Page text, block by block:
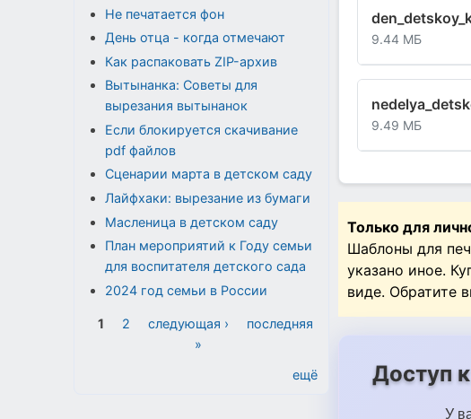
9.44 МБ
9.49 МБ
Только для
Шаблоны для
указано иное.
виде. Обратите
Доступ
У
Не печатается фон
День отца - когда отмечают
Как распаковать ZIP-архив
Вытынанка: Советы для
вырезания вытынанок
Если блокируется скачивание
pdf файлов
Сценарии марта в детском саду
Лайфхаки: вырезание из бумаги
Масленица в детском саду
План мероприятий к Году семьи
для воспитателя детского сада
2024 год семьи в России
Страницы
1 2 следующая ›
последняя
»
ещё